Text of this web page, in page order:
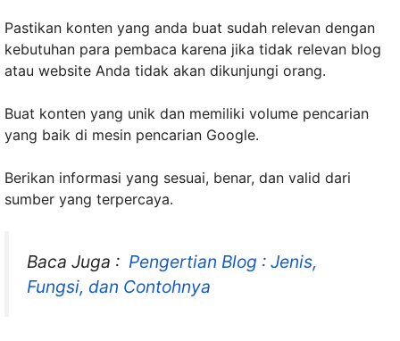
Pastikan konten yang anda buat sudah relevan dengan
kebutuhan para pembaca karena jika tidak relevan blog
atau website Anda tidak akan dikunjungi orang.
Buat konten yang unik dan memiliki volume pencarian
yang baik di mesin pencarian Google.
Berikan informasi yang sesuai, benar, dan valid dari
sumber yang terpercaya.
Baca Juga : Pengertian Blog : Jenis,
Fungsi, dan Contohnya